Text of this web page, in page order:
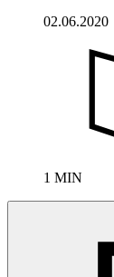
02.06.2020
1 MIN